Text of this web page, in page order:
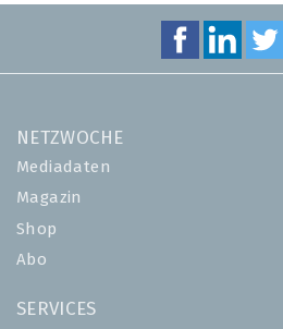
NETZWOCHE
Mediadaten
Magazin
Shop
Abo
SERVICES